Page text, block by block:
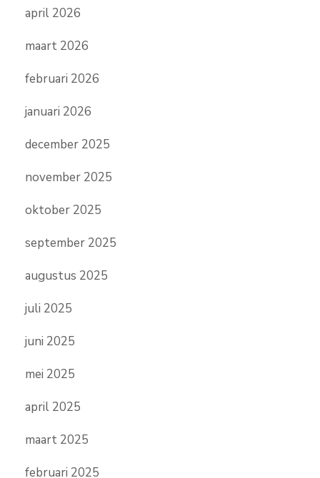
april 2026
maart 2026
februari 2026
januari 2026
december 2025
november 2025
oktober 2025
september 2025
augustus 2025
juli 2025
juni 2025
mei 2025
april 2025
maart 2025
februari 2025